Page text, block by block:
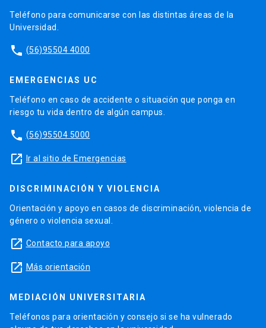
Teléfono para comunicarse con las distintas áreas de la
Universidad.
phone (56)95504 4000
EMERGENCIAS UC
Teléfono en caso de accidente o situación que ponga en
riesgo tu vida dentro de algún campus.
phone (56)95504 5000
launch Ir al sitio de Emergencias
DISCRIMINACIÓN Y VIOLENCIA
Orientación y apoyo en casos de discriminación, violencia de
género o violencia sexual.
launch Contacto para apoyo
launch Más orientación
MEDIACIÓN UNIVERSITARIA
Teléfonos para orientación y consejo si se ha vulnerado